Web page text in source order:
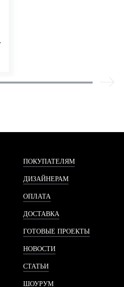
ПОКУПАТЕЛЯМ
ДИЗАЙНЕРАМ
ОПЛАТА
ДОСТАВКА
ГОТОВЫЕ ПРОЕКТЫ
НОВОСТИ
СТАТЬИ
ШОУРУМ